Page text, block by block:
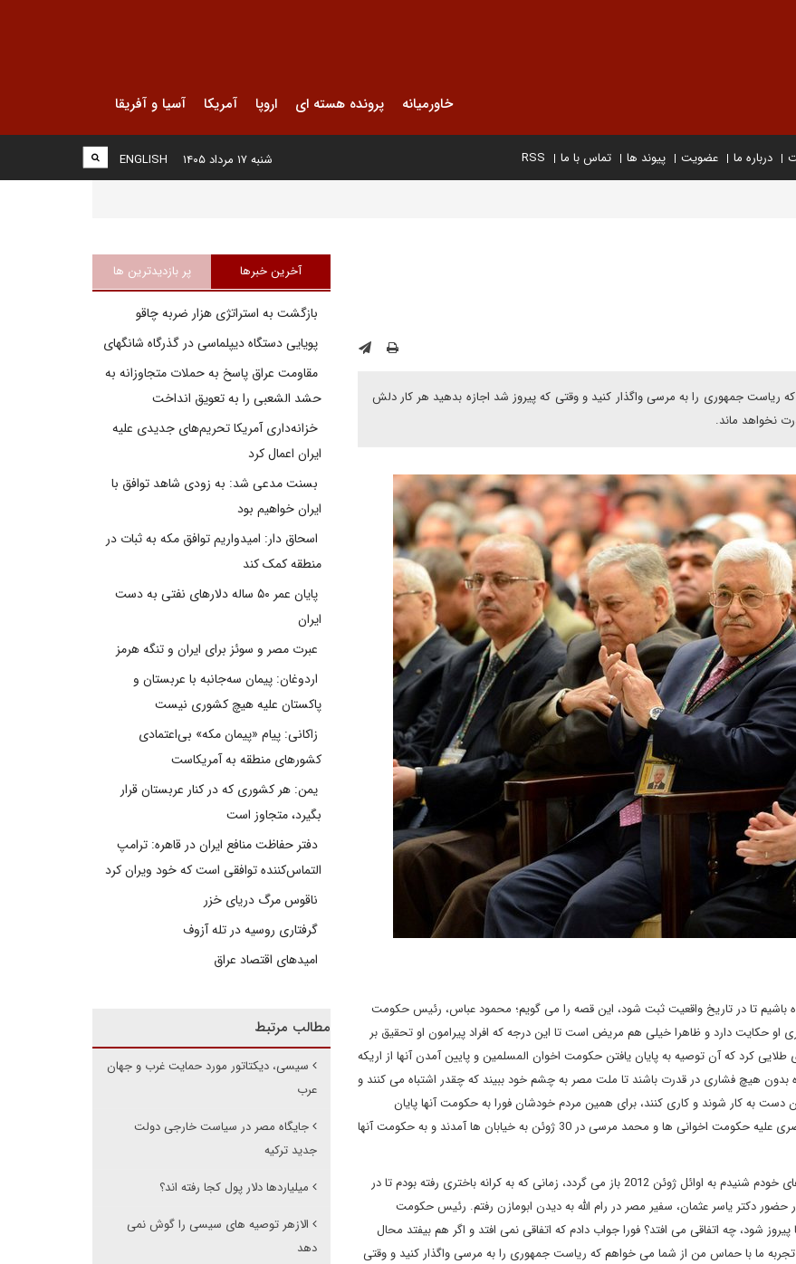
خاورمیانه پرونده هسته ای اروپا آمریکا آسیا و آفریقا
درباره ما عضویت پیوند ها تماس با ما RSS
ENGLISH شنبه ۱۷ مرداد ۱۴۰۵
ریاست جمهوری را به مرسی واگذار کنید و وقتی که پیروز شد اجازه بدهید هر کار دلش
نخواهد ماند.
باشیم تا در تاریخ واقعیت ثبت شود، این قصه را می گویم؛ محمود عباس، رئیس حکومت
او حکایت دارد و ظاهرا خیلی هم مریض است تا این درجه که افراد پیرامون او تحقیق بر
کرد که آن توصیه به پایان یافتن حکومت اخوان المسلمین و پایین آمدن آنها از اریکه
هیچ فشاری در قدرت باشند تا ملت مصر به چشم خود ببیند که چقدر اشتباه می کنند و
به کار شوند و کاری کنند، برای همین مردم خودشان فورا به حکومت آنها پایان
خواهند داد. اتفاقا همین هم شد، حدود 30 میلیون نفر از شهروندان مصری علیه حکومت اخوانی ها و محمد مرسی در 30 ژوئن به خیابان ها آمدند و به حکومت آنها
حالا این حرف را کجا زد؟ قصه و شنیدن این توصیه که خودم با گوش های خودم شنیدم به اوائل ژوئن 2012 باز می گردد، زمانی که به کرانه باختری رفته بودم تا در
حضور دکتر یاسر عثمان، سفیر مصر در رام الله به دیدن ابومازن رفتم. رئیس حکومت
شود، چه اتفاقی می افتد؟ فورا جواب دادم که اتفاقی نمی افتد و اگر هم بیفتد محال
ما با حماس من از شما می خواهم که ریاست جمهوری را به مرسی واگذار کنید و وقتی
آخرین خبرها پر بازدیدترین ها
بازگشت به استراتژی هزار ضربه چاقو
پویایی دستگاه دیپلماسی در گذرگاه شانگهای
مقاومت عراق پاسخ به حملات متجاوزانه به
حشد الشعبی را به تعویق انداخت
خزانه‌داری آمریکا تحریم‌های جدیدی علیه
ایران اعمال کرد
بسنت مدعی شد: به زودی شاهد توافق با
ایران خواهیم بود
اسحاق دار: امیدواریم توافق مکه به ثبات در
منطقه کمک کند
پایان عمر ۵۰ ساله دلارهای نفتی به دست
ایران
عبرت مصر و سوئز برای ایران و تنگه هرمز
اردوغان: پیمان سه‌جانبه با عربستان و
پاکستان علیه هیچ کشوری نیست
زاکانی: پیام «پیمان مکه» بی‌اعتمادی
کشورهای منطقه به آمریکاست
یمن: هر کشوری که در کنار عربستان قرار
بگیرد، متجاوز است
دفتر حفاظت منافع ایران در قاهره: ترامپ
التماس‌کننده توافقی است که خود ویران کرد
ناقوس مرگ دریای خزر
گرفتاری روسیه در تله آزوف
امیدهای اقتصاد عراق
مطالب مرتبط
سیسی، دیکتاتور مورد حمایت غرب و جهان
عرب
جایگاه مصر در سیاست خارجی دولت
جدید ترکیه
میلیاردها دلار پول کجا رفته اند؟
الازهر توصیه های سیسی را گوش نمی
دهد